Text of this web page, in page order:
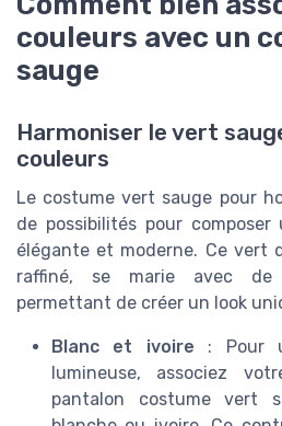
couleurs avec un
sauge
Harmoniser le vert
couleurs
Le costume vert sauge pour
de possibilités pour
élégante et moderne. Ce vert
raffiné, se marie avec de
permettant de créer un look
Blanc et ivoire : Pour
lumineuse, associez
pantalon costume vert